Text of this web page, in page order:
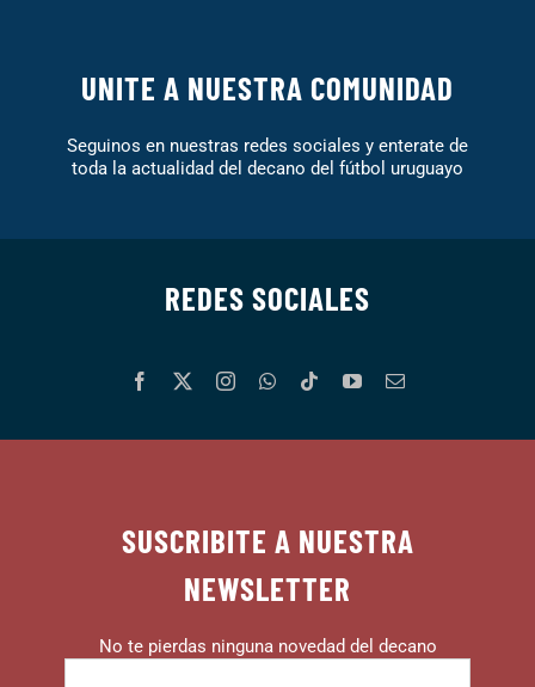
UNITE A NUESTRA COMUNIDAD
Seguinos en nuestras redes sociales y enterate de
toda la actualidad del decano del fútbol uruguayo
REDES SOCIALES
SUSCRIBITE A NUESTRA
NEWSLETTER
No te pierdas ninguna novedad del decano